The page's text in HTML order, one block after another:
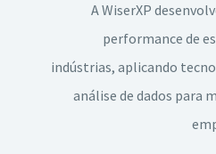
A WiserXP
performance de
indústrias, aplicando
análise de dados para